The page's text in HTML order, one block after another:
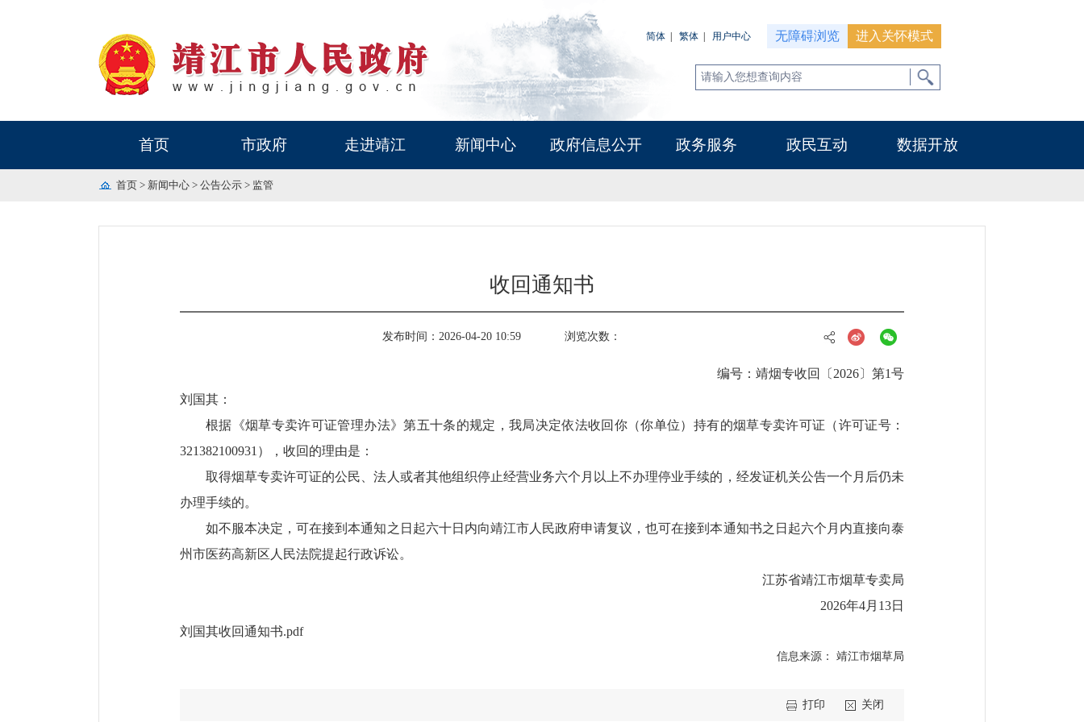
简体 繁体 用户中心 无障碍浏览 进入关怀模式
首页 市政府 走进靖江 新闻中心 政府信息公开 政务服务 政民互动 数据开放
首页 > 新闻中心 > 公告公示 > 监管
收回通知书
发布时间：2026-04-20 10:59 浏览次数：
编号：靖烟专收回〔2026〕第1号
刘国其：
根据《烟草专卖许可证管理办法》第五十条的规定，我局决定依法收回你（你单位）持有的烟草专卖许可证（许可证号：
321382100931），收回的理由是：
取得烟草专卖许可证的公民、法人或者其他组织停止经营业务六个月以上不办理停业手续的，经发证机关公告一个月后仍未
办理手续的。
如不服本决定，可在接到本通知之日起六十日内向靖江市人民政府申请复议，也可在接到本通知书之日起六个月内直接向泰
州市医药高新区人民法院提起行政诉讼。
江苏省靖江市烟草专卖局
2026年4月13日
刘国其收回通知书.pdf
信息来源： 靖江市烟草局
打印 关闭